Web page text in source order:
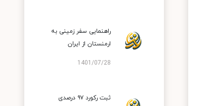
راهنمایی سفر زمینی به
ارمنستان از ایران
1401/07/28
ثبت رکورد ۹۷ درصدی